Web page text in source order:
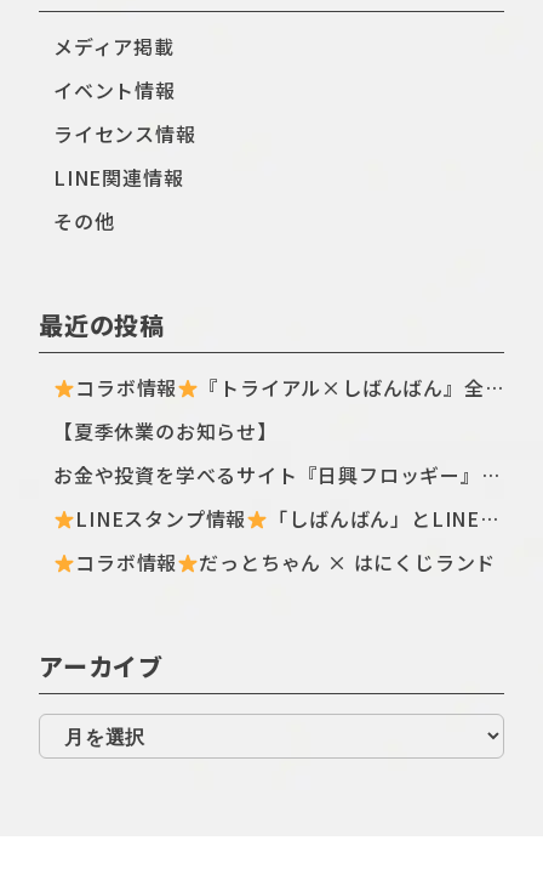
メディア掲載
イベント情報
ライセンス情報
LINE関連情報
その他
最近の投稿
コラボ情報
『トライアル×しばんばん』全国のトライアル店舗・ECサイトにてTシャツ新シリーズが登場〈ฅ `ᴥ´ ฅ〉
【夏季休業のお知らせ】
お金や投資を学べるサイト『日興フロッギー』にてTomo.Nがぴよこ豆のイラストを描き下ろしました
LINEスタンプ情報
「しばんばん」とLINEオープンチャットがコラボしたスタンプが初登場！
コラボ情報
だっとちゃん × はにくじランド
アーカイブ